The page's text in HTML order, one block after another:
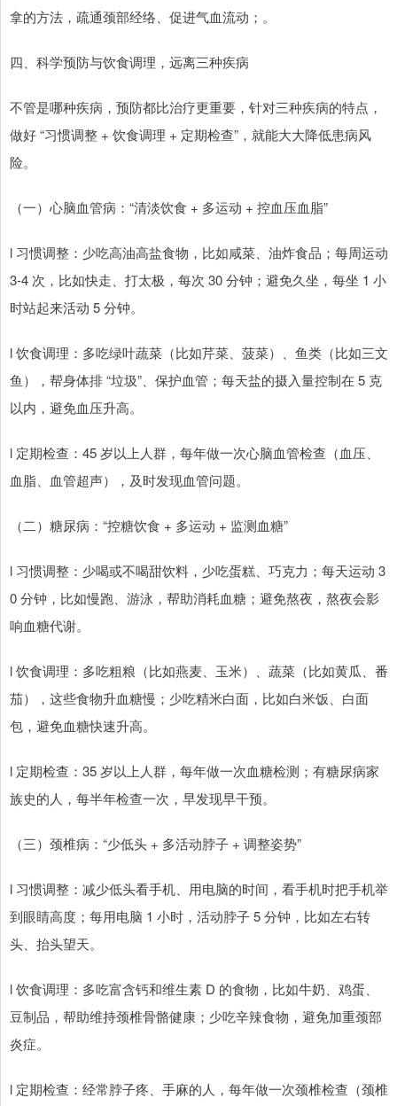
拿的方法，疏通颈部经络、促进气血流动；。
四、科学预防与饮食调理，远离三种疾病
不管是哪种疾病，预防都比治疗更重要，针对三种疾病的特点，
做好 “习惯调整 + 饮食调理 + 定期检查”，就能大大降低患病风
险。
（一）心脑血管病：“清淡饮食 + 多运动 + 控血压血脂”
l 习惯调整：少吃高油高盐食物，比如咸菜、油炸食品；每周运动
3-4 次，比如快走、打太极，每次 30 分钟；避免久坐，每坐 1 小
时站起来活动 5 分钟。
l 饮食调理：多吃绿叶蔬菜（比如芹菜、菠菜）、鱼类（比如三文
鱼），帮身体排 “垃圾”、保护血管；每天盐的摄入量控制在 5 克
以内，避免血压升高。
l 定期检查：45 岁以上人群，每年做一次心脑血管检查（血压、
血脂、血管超声），及时发现血管问题。
（二）糖尿病：“控糖饮食 + 多运动 + 监测血糖”
l 习惯调整：少喝或不喝甜饮料，少吃蛋糕、巧克力；每天运动 3
0 分钟，比如慢跑、游泳，帮助消耗血糖；避免熬夜，熬夜会影
响血糖代谢。
l 饮食调理：多吃粗粮（比如燕麦、玉米）、蔬菜（比如黄瓜、番
茄），这些食物升血糖慢；少吃精米白面，比如白米饭、白面
包，避免血糖快速升高。
l 定期检查：35 岁以上人群，每年做一次血糖检测；有糖尿病家
族史的人，每半年检查一次，早发现早干预。
（三）颈椎病：“少低头 + 多活动脖子 + 调整姿势”
l 习惯调整：减少低头看手机、用电脑的时间，看手机时把手机举
到眼睛高度；每用电脑 1 小时，活动脖子 5 分钟，比如左右转
头、抬头望天。
l 饮食调理：多吃富含钙和维生素 D 的食物，比如牛奶、鸡蛋、
豆制品，帮助维持颈椎骨骼健康；少吃辛辣食物，避免加重颈部
炎症。
l 定期检查：经常脖子疼、手麻的人，每年做一次颈椎检查（颈椎